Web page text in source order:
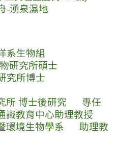
-湧泉濕地
系生物組
研究所碩士
究所博士
所 博士後研究
專任
識教育中心助理教授
環境生物學系
助理教